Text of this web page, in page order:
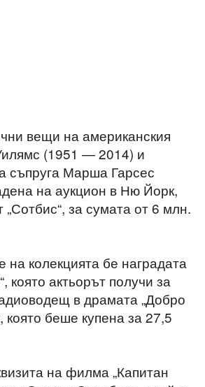
вещи на американския
(1951 — 2014) и
съпруга Марша Гарсес
на аукцион в Ню Йорк,
„Сотбис“, за сумата от 6 млн.
на колекцията бе наградата
която актьорът получи за
в драмата „Добро
която беше купена за 27,5
на филма „Капитан